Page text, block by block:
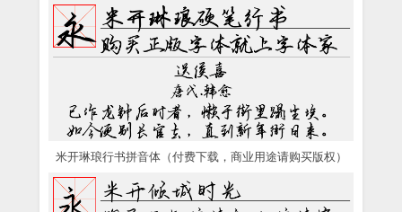
米开琳琅行书拼音体（付费下载，商业用途请购买版权）